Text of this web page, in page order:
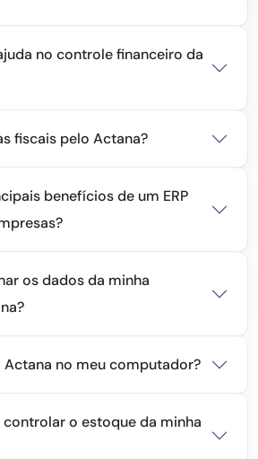
no controle financeiro da
fiscais pelo Actana?
benefícios de um ERP
os dados da minha
Actana no meu computador?
controlar o estoque da minha